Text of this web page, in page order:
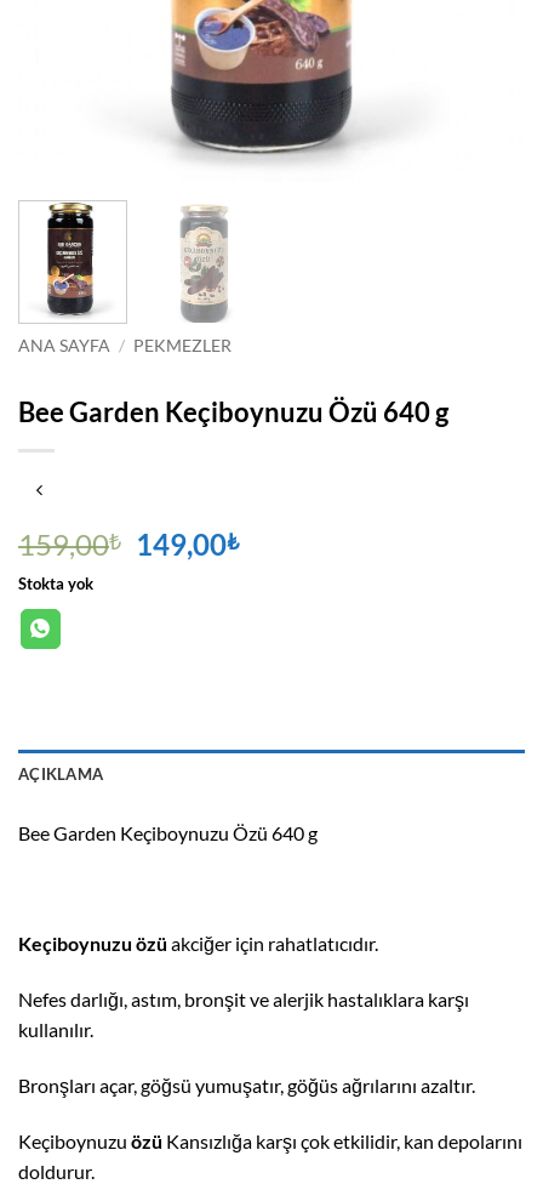
ANA SAYFA / PEKMEZLER
Bee Garden Keçiboynuzu Özü 640 g
159,00₺
Orijinal
fiyat:
149,00₺Şu
Stokta yok
AÇIKLAMA
Bee Garden Keçiboynuzu Özü 640 g
Keçiboynuzu özü akciğer için rahatlatıcıdır.
Nefes darlığı, astım, bronşit ve alerjik hastalıklara karşı
kullanılır.
Bronşları açar, göğsü yumuşatır, göğüs ağrılarını azaltır.
Keçiboynuzu özü Kansızlığa karşı çok etkilidir, kan depolarını
doldurur.